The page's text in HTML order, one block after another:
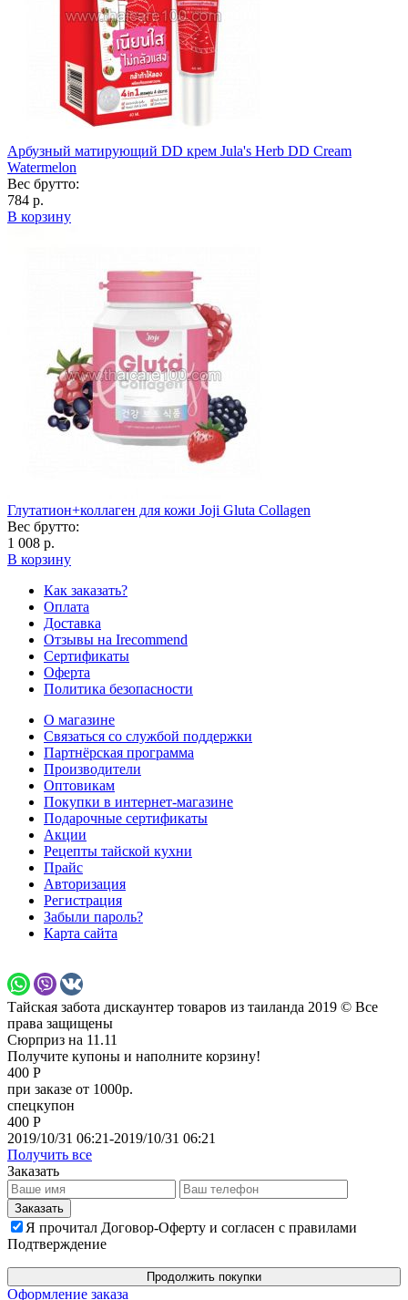
Арбузный матирующий DD крем Jula's Herb DD Cream
Watermelon
Вес брутто:
784 р.
В корзину
Глутатион+коллаген для кожи Joji Gluta Collagen
Вес брутто:
1 008 р.
В корзину
Как заказать?
Оплата
Доставка
Отзывы на Irecommend
Сертификаты
Оферта
Политика безопасности
О магазине
Связаться со службой поддержки
Партнёрская программа
Производители
Оптовикам
Покупки в интернет-магазине
Подарочные сертификаты
Акции
Рецепты тайской кухни
Прайс
Авторизация
Регистрация
Забыли пароль?
Карта сайта
Тайская забота дискаунтер товаров из таиланда 2019 © Все
права защищены
Сюрприз на 11.11
Получите купоны и наполните корзину!
400 Р
при заказе от 1000р.
спецкупон
400 Р
2019/10/31 06:21-2019/10/31 06:21
Получить все
Заказать
Я прочитал Договор-Оферту и согласен с правилами
Подтверждение
Продолжить покупки
Оформление заказа